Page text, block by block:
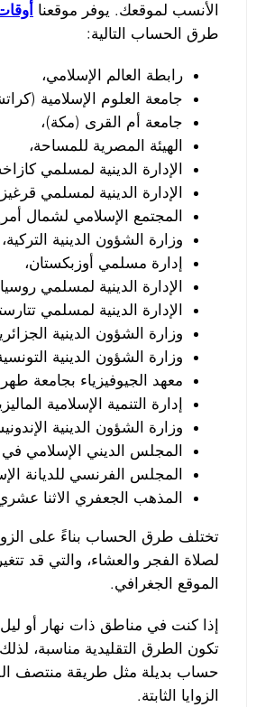
الأنسب لموقعك. يوفر موقعنا
طرق الحساب التالية:
رابطة العالم الإسلامي،
جامعة العلوم الإسلامية
جامعة أم القرى (مكة)،
الهيئة المصرية للمساحة،
الإدارة الدينية لمسلمي
الإدارة الدينية لمسلمي
المجتمع الإسلامي لشمال
وزارة الشؤون الدينية التركية،
إدارة مسلمي أوزبكستان،
الإدارة الدينية لمسلمي
الإدارة الدينية لمسلمي
وزارة الشؤون الدينية
وزارة الشؤون الدينية
معهد الجيوفيزياء بجامعة
إدارة التنمية الإسلامية
وزارة الشؤون الدينية
المجلس الديني الإسلامي
المجلس الفرنسي للديانة
المذهب الجعفري الاثنا
تختلف طرق الحساب بناءً على
لصلاة الفجر والعشاء، والتي قد
الموقع الجغرافي.
إذا كنت في مناطق ذات نهار أو
تكون الطرق التقليدية مناسبة،
حساب بديلة مثل طريقة منتصف
الزوايا الثابتة.